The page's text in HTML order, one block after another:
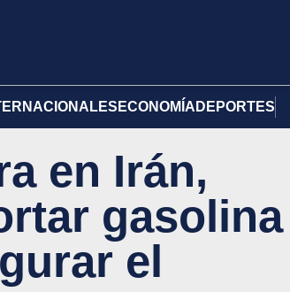
ECONOMÍA DEPORTES
en Irán,
gasolina
el